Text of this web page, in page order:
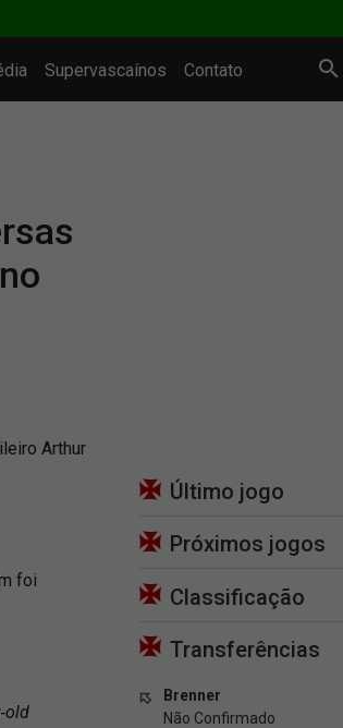
Supervascaínos Contato
Arthur
foi
Último jogo
Próximos jogos
Classificação
Transferências
Brenner
Não Confirmado